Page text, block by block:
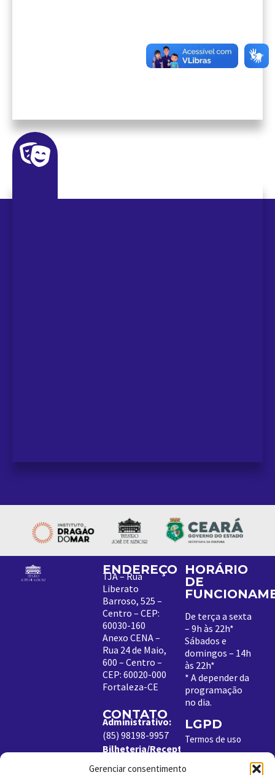
Gerenciar consentimento
ENDEREÇO
TJA – Rua
Liberato
Barroso, 525 –
Centro – CEP:
60030-160
Anexo CENA –
Rua 24 de Maio,
600 – Centro –
CEP: 60020-000
Fortaleza-CE
CONTATO
Administrativo:
(85) 98198-9957
Bilheteria/Receptivo:
(85) 99204-8843
HORÁRIO
DE
De terça a sexta
– 9h às 22h*
Sábados e
domingos – 14h
às 22h*
* A depender da
programação
no dia.
LGPD
Termos de uso